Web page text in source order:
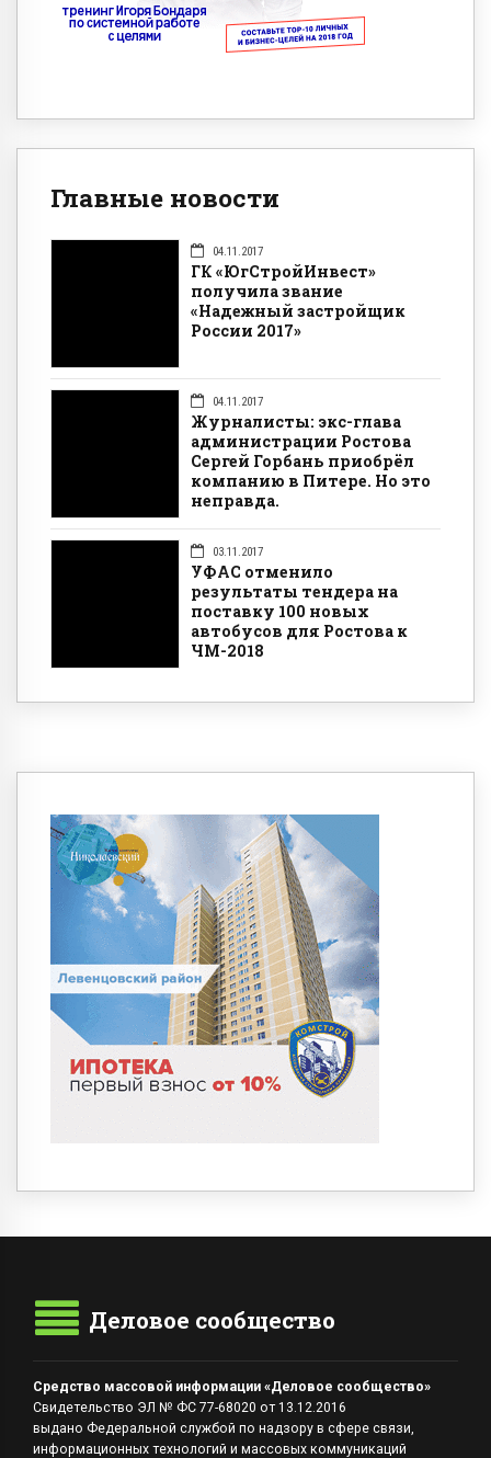
Главные новости
04.11.2017
ГК «ЮгСтройИнвест»
получила звание
«Надежный застройщик
России 2017»
04.11.2017
Журналисты: экс-глава
администрации Ростова
Сергей Горбань приобрёл
компанию в Питере. Но это
неправда.
03.11.2017
УФАС отменило
результаты тендера на
поставку 100 новых
автобусов для Ростова к
ЧМ-2018
Деловое сообщество
Средство массовой информации «Деловое сообщество»
Свидетельство ЭЛ № ФС 77-68020 от 13.12.2016
выдано Федеральной службой по надзору в сфере связи,
информационных технологий и массовых коммуникаций